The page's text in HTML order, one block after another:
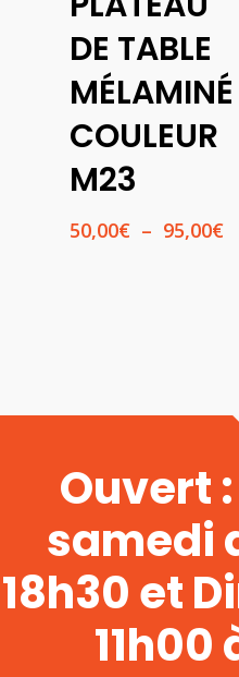
Options
DE TABLE
MÉLAMINÉ
COULEUR
M23
50,00€ – 95,00€
Ouvert
samedi
18h30 et
11h00